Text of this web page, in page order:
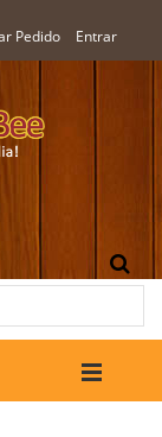
Pedido Entrar